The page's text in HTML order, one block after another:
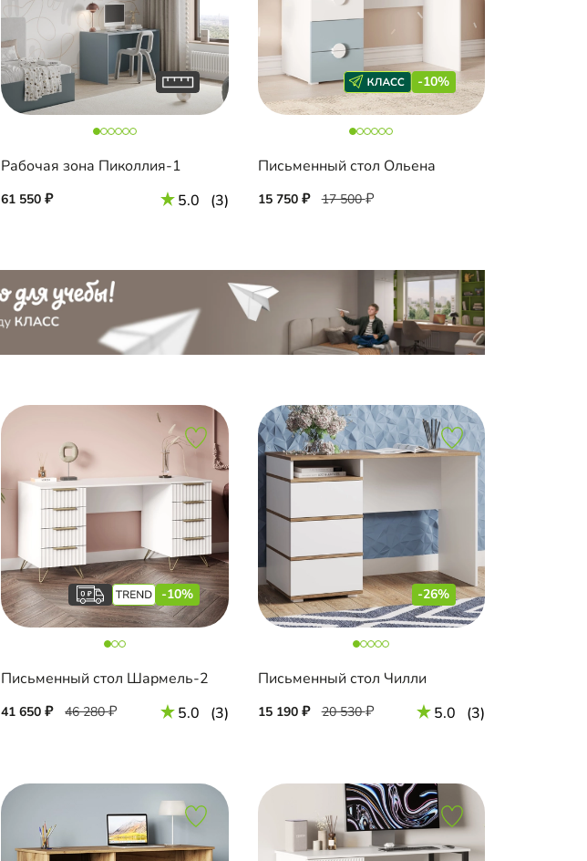
Рабочая зона Пиколлия-1
61 550 5.0 (3)
-10%
Письменный стол Ольена
15 750 17 500
-10%
Письменный стол Шармель-2
41 650 46 280 5.0 (3)
-26%
Письменный стол Чилли
15 190 20 530 5.0 (3)